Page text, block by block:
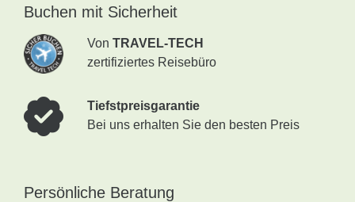
Buchen mit Sicherheit
Von TRAVEL-TECH
zertifiziertes Reisebüro
Tiefstpreisgarantie
Bei uns erhalten Sie den besten Preis
Persönliche Beratung